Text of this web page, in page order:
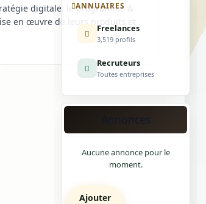
digitale, le programme &
en œuvre de leurs produits et
ANNUAIRES
Freelances
3,519 profils
Recruteurs
Toutes entreprises
Annonces
Aucune annonce pour le
moment.
Ajouter